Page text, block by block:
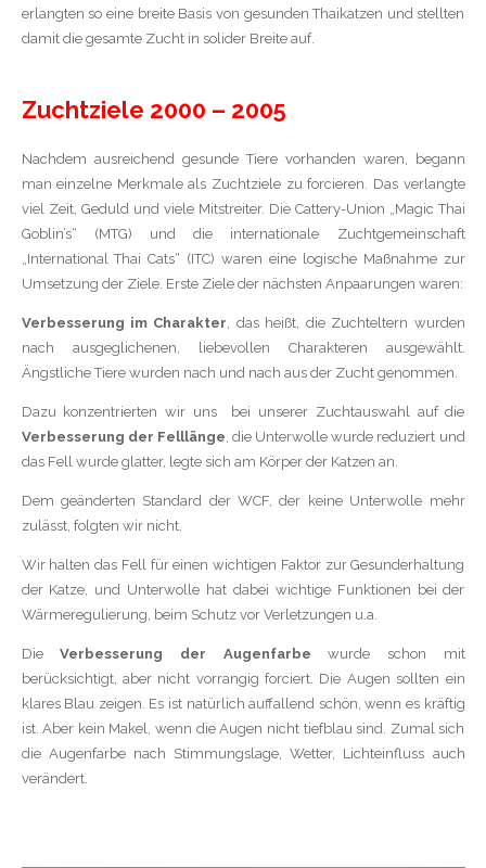
erlangten so eine breite Basis von gesunden Thaikatzen und stellten
damit die gesamte Zucht in solider Breite auf.
Zuchtziele 2000 – 2005
Nachdem ausreichend gesunde Tiere vorhanden waren, begann
man einzelne Merkmale als Zuchtziele zu forcieren. Das verlangte
viel Zeit, Geduld und viele Mitstreiter. Die Cattery-Union „Magic Thai
Goblin’s“ (MTG) und die internationale Zuchtgemeinschaft
„International Thai Cats“ (ITC) waren eine logische Maßnahme zur
Umsetzung der Ziele. Erste Ziele der nächsten Anpaarungen waren:
Verbesserung im Charakter, das heißt, die Zuchteltern wurden
nach ausgeglichenen, liebevollen Charakteren ausgewählt.
Ängstliche Tiere wurden nach und nach aus der Zucht genommen.
Dazu konzentrierten wir uns bei unserer Zuchtauswahl auf die
Verbesserung der Felllänge, die Unterwolle wurde reduziert und
das Fell wurde glatter, legte sich am Körper der Katzen an.
Dem geänderten Standard der WCF, der keine Unterwolle mehr
zulässt, folgten wir nicht.
Wir halten das Fell für einen wichtigen Faktor zur Gesunderhaltung
der Katze, und Unterwolle hat dabei wichtige Funktionen bei der
Wärmeregulierung, beim Schutz vor Verletzungen u.a.
DieVerbesserung der Augenfarbewurde schon mit
berücksichtigt, aber nicht vorrangig forciert. Die Augen sollten ein
klares Blau zeigen. Es ist natürlich auffallend schön, wenn es kräftig
ist. Aber kein Makel, wenn die Augen nicht tiefblau sind. Zumal sich
die Augenfarbe nach Stimmungslage, Wetter, Lichteinfluss auch
verändert.